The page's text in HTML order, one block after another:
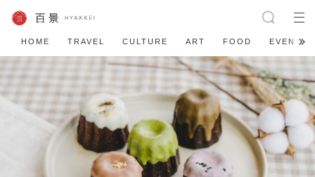
HOME TRAVEL CULTURE ART FOOD EVENT